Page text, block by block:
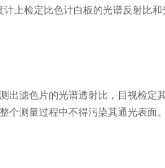
检定比色计白板的光谱反射比和
滤色片的光谱透射比，目视检定
个测量过程中不得污染其通光表面。